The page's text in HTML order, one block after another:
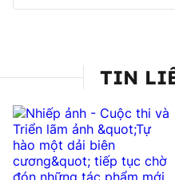
TIN